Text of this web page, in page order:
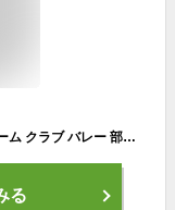
バレーボール Tシャツ ドライ ウェア 練習着 チーム クラブ バレー 部活 キッズ レディース メンズ 男女兼用 ユニセックス 半袖 150 160 S M L XL V701 uni-cot 送料無料 DRY 吸水速乾 紫外線遮蔽
る